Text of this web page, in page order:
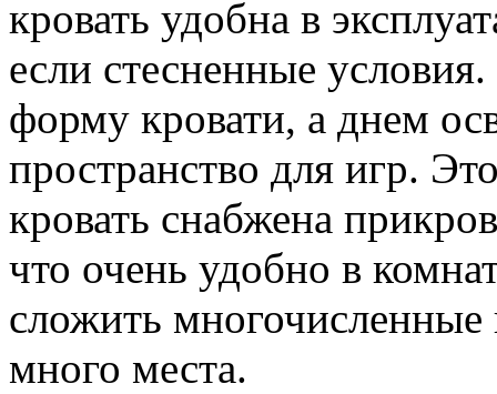
кровать удобна в
если стесненные
форму кровати, а днем
пространство для игр.
кровать снабжена
что очень удобно в
сложить многочисленные
много места.